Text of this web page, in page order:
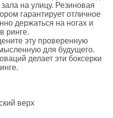
на улицу. Резиновая
гарантирует отличное
держаться на ногах и
ринге.
эту проверенную
для будущего.
делает эти боксерки
верх